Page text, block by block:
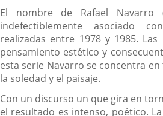
El nombre de Rafael Navarro
indefectiblemente asociado
realizadas entre 1978 y 1985.
pensamiento estético y
esta serie Navarro se concentra
la soledad y el paisaje.
Con un discurso un que gira en
el resultado es intenso, poético.